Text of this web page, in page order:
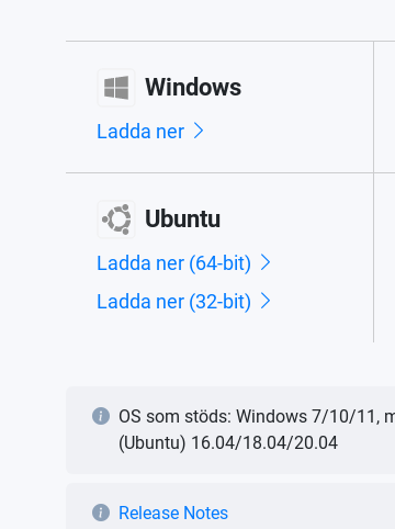
Windows
Ladda ner
Ubuntu
Ladda ner (64-bit)
Ladda ner (32-bit)
OS som stöds: Windows 7/10/11,
(Ubuntu) 16.04/18.04/20.04
Release Notes